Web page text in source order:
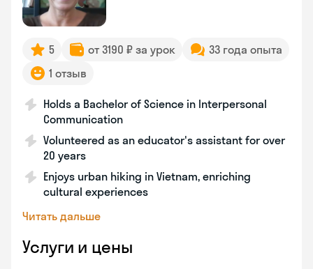
5 от 3190 ₽ за урок
33 года опыта
1 отзыв
Holds a Bachelor of Science in Interpersonal
Communication
Volunteered as an educator's assistant for over
20 years
Enjoys urban hiking in Vietnam, enriching
cultural experiences
Читать дальше
Услуги и цены